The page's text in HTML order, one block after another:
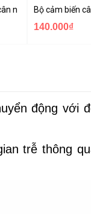
31Bnặng loadcell 5KG
Bộ cảm biến
140.000₫
động với
trễ thông